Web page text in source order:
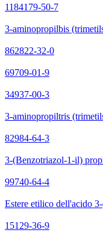
1184179-50-7
3-aminopropilbis
862822-32-0
69709-01-9
34937-00-3
3-aminopropiltris
82984-64-3
3-(Benzotriazol-1-il)
99740-64-4
Estere etilico dell'acido
15129-36-9